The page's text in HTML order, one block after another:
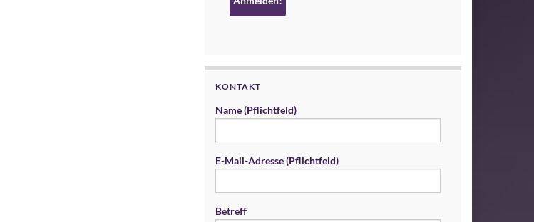
KONTAKT
Name (Pflichtfeld)
E-Mail-Adresse (Pflichtfeld)
Betreff